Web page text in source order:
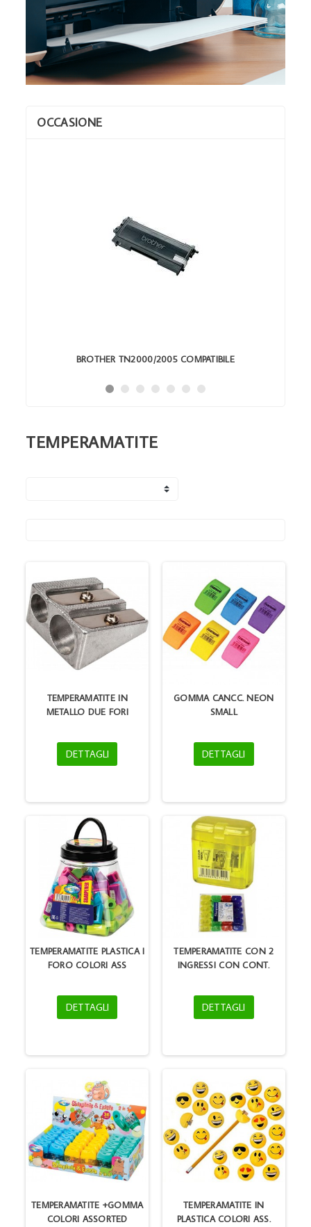
OCCASIONE
BROTHER TN2000/2005 COMPATIBILE
TEMPERAMATITE
TEMPERAMATITE IN
METALLO DUE FORI
DETTAGLI
GOMMA CANCC. NEON
SMALL
DETTAGLI
TEMPERAMATITE PLASTICA I
FORO COLORI ASS
DETTAGLI
TEMPERAMATITE CON 2
INGRESSI CON CONT.
DETTAGLI
TEMPERAMATITE +GOMMA
COLORI ASSORTED
TEMPERAMATITE IN
PLASTICA COLORI ASS.